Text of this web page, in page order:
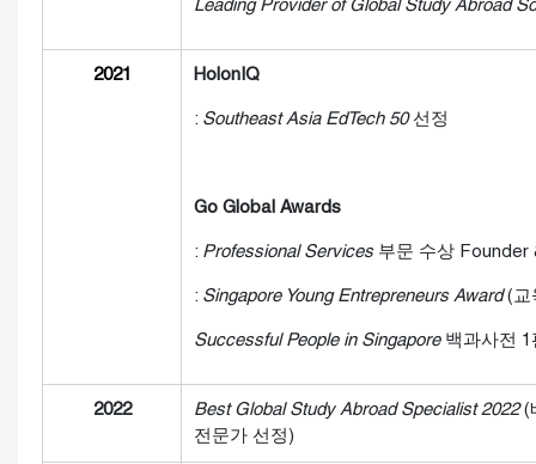
Leading Provider of Global Study Abroad
2021 HolonIQ
: Southeast Asia EdTech 50선정
Go Global Awards
: Professional Services 부문 수상 Founder
: Singapore Young Entrepreneurs Award(교
Successful People in Singapore백과사전 1
2022 Best Global Study Abroad Specialist 2022(
전문가 선정)